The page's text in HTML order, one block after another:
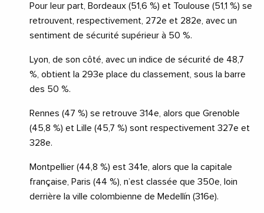
Pour leur part, Bordeaux (51,6 %) et Toulouse (51,1 %) se
retrouvent, respectivement, 272e et 282e, avec un
sentiment de sécurité supérieur à 50 %.
Lyon, de son côté, avec un indice de sécurité de 48,7
%, obtient la 293e place du classement, sous la barre
des 50 %.
Rennes (47 %) se retrouve 314e, alors que Grenoble
(45,8 %) et Lille (45,7 %) sont respectivement 327e et
328e.
Montpellier (44,8 %) est 341e, alors que la capitale
française, Paris (44 %), n’est classée que 350e, loin
derrière la ville colombienne de Medellín (316e).